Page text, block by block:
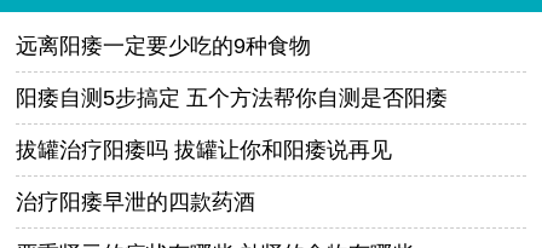
远离阳痿一定要少吃的9种食物
阳痿自测5步搞定 五个方法帮你自测是否阳痿
拔罐治疗阳痿吗 拔罐让你和阳痿说再见
治疗阳痿早泄的四款药酒